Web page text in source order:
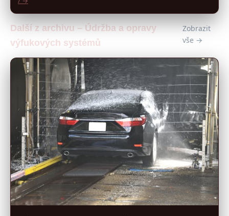
Další z archivu – Údržba a opravy
výfukových systémů
Zobrazit
vše →